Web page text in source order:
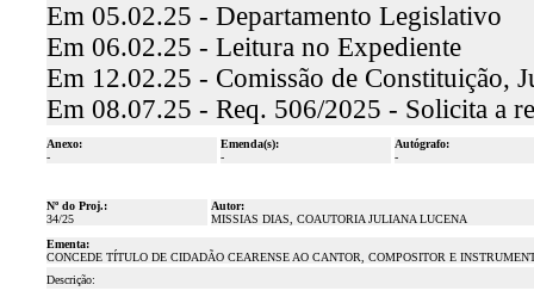
Em 05.02.25 - Departamento Legislativo
Em 06.02.25 - Leitura no Expediente
Em 12.02.25 - Comissão de Constituição,
Em 08.07.25 - Req. 506/2025 - Solicita a
Anexo:
-
Emenda(s):
-
Autógrafo:
-
Nº do Proj.:
34/25
Autor:
MISSIAS DIAS, COAUTORIA JULIANA LUCENA
Ementa:
CONCEDE TÍTULO DE CIDADÃO CEARENSE AO CANTOR, COMPOSITOR E
Descrição: